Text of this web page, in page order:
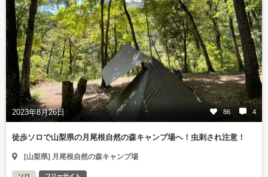
2023年8月26日 86 4
徒歩ソロで山梨県の月尾根自然の森キャンプ場へ！虫刺され注意！
[山梨県] 月尾根自然の森キャンプ場